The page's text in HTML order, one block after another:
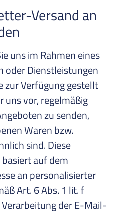
Versand an
uns im Rahmen eines
oder Dienstleistungen
zur Verfügung gestellt
uns vor, regelmäßig
zu senden,
Waren bzw.
sind. Diese
auf dem
an personalisierter
Art. 6 Abs. 1 lit. f
Verarbeitung der E-Mail-